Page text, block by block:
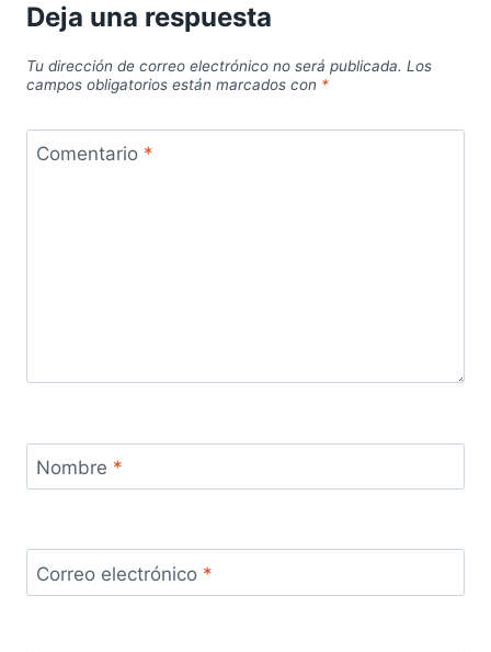
Deja una respuesta
Tu dirección de correo electrónico no será publicada. Los
campos obligatorios están marcados con *
Comentario *
Nombre *
Correo electrónico *